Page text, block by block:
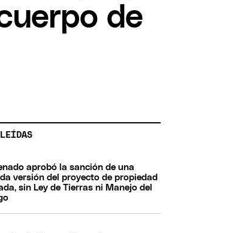
de
aprobó la sanción de una
versión del proyecto de propiedad
sin Ley de Tierras ni Manejo del